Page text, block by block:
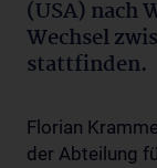
(USA) nach
Wechsel
stattfinden.
Florian
der Abteilung